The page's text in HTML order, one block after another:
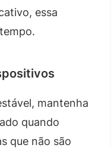
essa
mantenha
quando
que não são